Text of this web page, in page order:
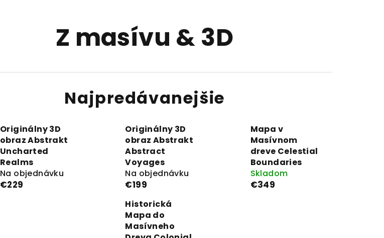
Z masívu & 3D
Najpredávanejšie
Originálny 3D
obraz Abstrakt
Uncharted
Realms
Na objednávku
€229
Originálny 3D
obraz Abstrakt
Abstract
Voyages
Na objednávku
€199
Mapa v
Masívnom
dreve Celestial
Boundaries
Skladom
€349
Historická
Mapa do
Masívneho